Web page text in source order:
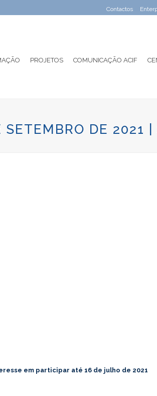
Contactos
PROJETOS COMUNICAÇÃO ACIF
DE 2021 |
em participar até 16 de julho de 2021